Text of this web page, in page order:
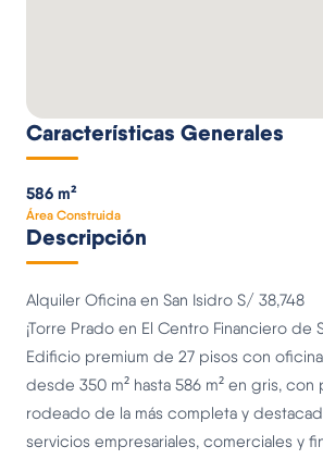
Características Generales
586 m²
Área Construida
Descripción
Alquiler Oficina en San Isidro S/ 38,748
¡Torre Prado en El Centro Financiero de
Edificio premium de 27 pisos con
desde 350 m² hasta 586 m² en gris, con
rodeado de la más completa y
servicios empresariales, comerciales y